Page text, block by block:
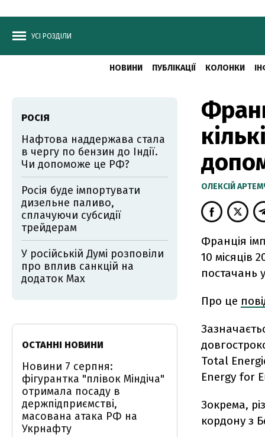
УСІ РОЗДІЛИ
НОВИНИ ПУБЛІКАЦІЇ КОЛОНКИ
ОЛЕКСІЙ
Франція
10 місяців
постачань
Про це
Total
Energy for
Зокрема,
кордону з
РОСІЯ
Нафтова наддержава стала
в чергу по бензин до Індії.
Чи допоможе це РФ?
Росія буде імпортувати
дизельне паливо,
сплачуючи субсидії
трейдерам
У російській Думі розповіли
про вплив санкцій на
додаток Мах
ОСТАННІ НОВИНИ
Новини 7 серпня:
фігурантка "плівок Міндіча"
отримала посаду в
держпідприємстві,
масована атака РФ на
Укрнафту